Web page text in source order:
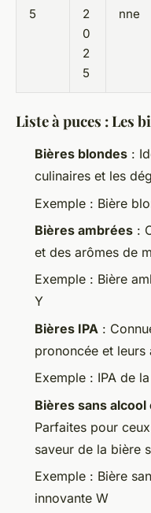
5
2
0
2
5
nne
Liste à puces : Les
Bières blondes :
culinaires et les
Exemple : Bière
Bières ambrées :
et des arômes de
Exemple : Bière
Y
Bières IPA :
prononcée et leurs
Exemple : IPA de
Bières sans
Parfaites pour
saveur de la bière
Exemple : Bière
innovante W